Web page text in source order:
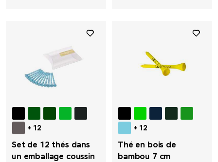
+ 12
Set de 12 thés dans
un emballage coussin
+ 12
Thé en bois de
bambou 7 cm